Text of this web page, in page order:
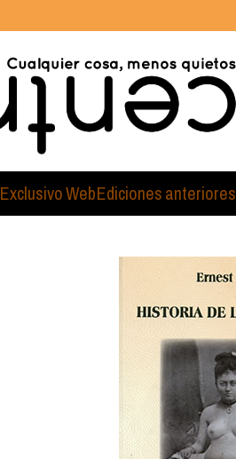
Exclusivo WebEdiciones anteriores